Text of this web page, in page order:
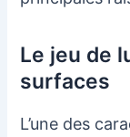
Le jeu de
surfaces
L’une des